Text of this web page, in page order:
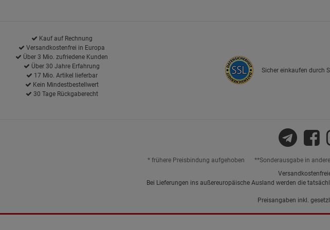
Kauf auf Rechnung
Versandkostenfrei in Europa
Über 3 Mio. zufriedene Kunden
Über 30 Jahre Erfahrung
17 Mio. Artikel lieferbar
Kein Mindestbestellwert
30 Tage Rückgaberecht
Sicher einkaufen durch
* frühere Preisbindung aufgehoben **Sonderausgabe in
Bei Lieferungen ins außereuropäische Ausland werden die
Preisangaben inkl.